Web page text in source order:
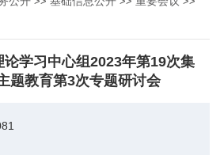
论学习中心组2023年第19次集
题教育第3次专题研讨会